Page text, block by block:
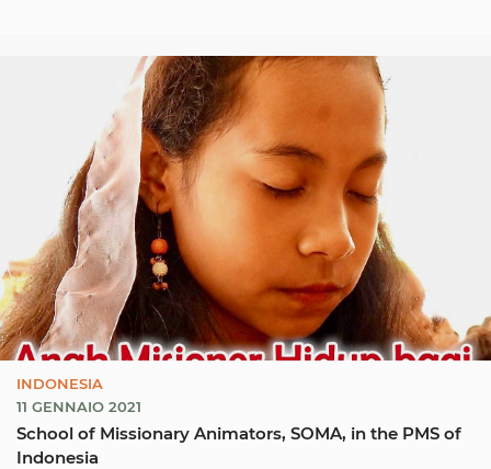
INDONESIA
11 GENNAIO 2021
School of Missionary Animators, SOMA, in the PMS of
Indonesia